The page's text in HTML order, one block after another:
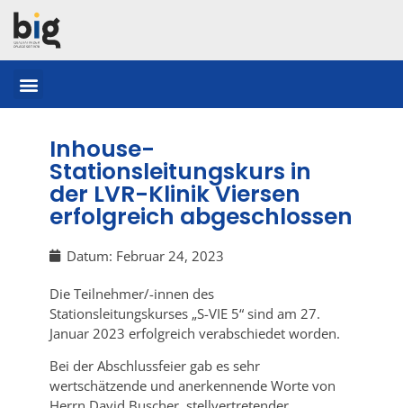
Inhouse-
Stationsleitungskurs in
der LVR-Klinik Viersen
erfolgreich abgeschlossen
Datum: Februar 24, 2023
Die Teilnehmer/-innen des
Stationsleitungskurses „S-VIE 5“ sind am 27.
Januar 2023 erfolgreich verabschiedet worden.
Bei der Abschlussfeier gab es sehr
wertschätzende und anerkennende Worte von